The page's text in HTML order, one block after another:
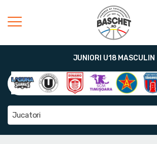
JUNIORI U18 MASCULIN
Jucatori